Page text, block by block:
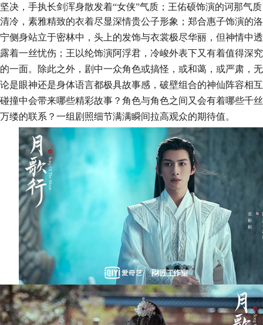
坚决，手执长剑浑身散发着“女侠”气质；王佑硕饰演的诃那气质
清冷，素雅精致的衣着尽显深情贵公子形象；郑合惠子饰演的洛
宁侧身站立于密林中，头上的发饰与衣裳极尽华丽，但神情中透
露着一丝忧伤；王以纶饰演阿浮君，冷峻外表下又有着值得深究
的一面。除此之外，剧中一众角色或搞怪，或和蔼，或严肃，无
论是眼神还是身体语言都极具故事感，破壁组合的神仙阵容相互
碰撞中会带来哪些精彩故事？角色与角色之间又会有着哪些千丝
万缕的联系？一组剧照细节满满瞬间拉高观众的期待值。